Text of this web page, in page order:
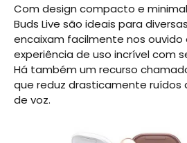
Com design compacto e
Buds Live são ideais para
encaixam facilmente nos
experiência de uso incrível com
Há também um recurso
que reduz drasticamente ruídos
de voz.